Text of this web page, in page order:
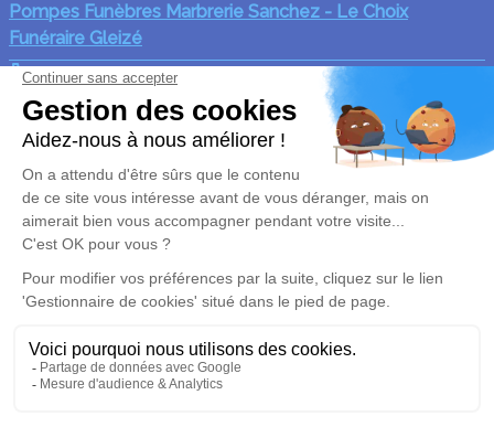
Pompes Funèbres Marbrerie Sanchez - Le Choix
Funéraire Gleizé
04 22 61 31 79
pompesfunebressanchez@gmail.com
1000 Route de Montmelas - 69400 - Gleizé
4.9/5 - 35 avis
Nos Services
Organiser des obsèques
Prévoir ses obsèques
Monuments funéraires
Services aux familles
Liens utiles
Avis de décès
Demande de rendez-vous
Politique de traitement des données personnelles
Politique d’utilisation des cookies